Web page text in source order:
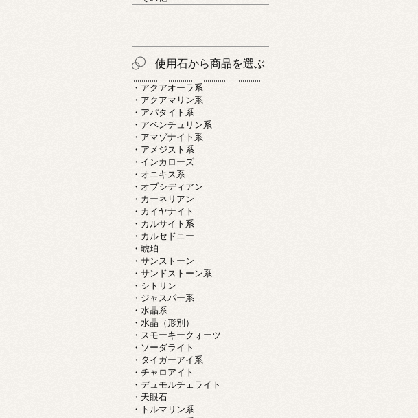
使用石から商品を選ぶ
・アクアオーラ系
・アクアマリン系
・アパタイト系
・アベンチュリン系
・アマゾナイト系
・アメジスト系
・インカローズ
・オニキス系
・オブシディアン
・カーネリアン
・カイヤナイト
・カルサイト系
・カルセドニー
・琥珀
・サンストーン
・サンドストーン系
・シトリン
・ジャスパー系
・水晶系
・水晶（形別）
・スモーキークォーツ
・ソーダライト
・タイガーアイ系
・チャロアイト
・デュモルチェライト
・天眼石
・トルマリン系